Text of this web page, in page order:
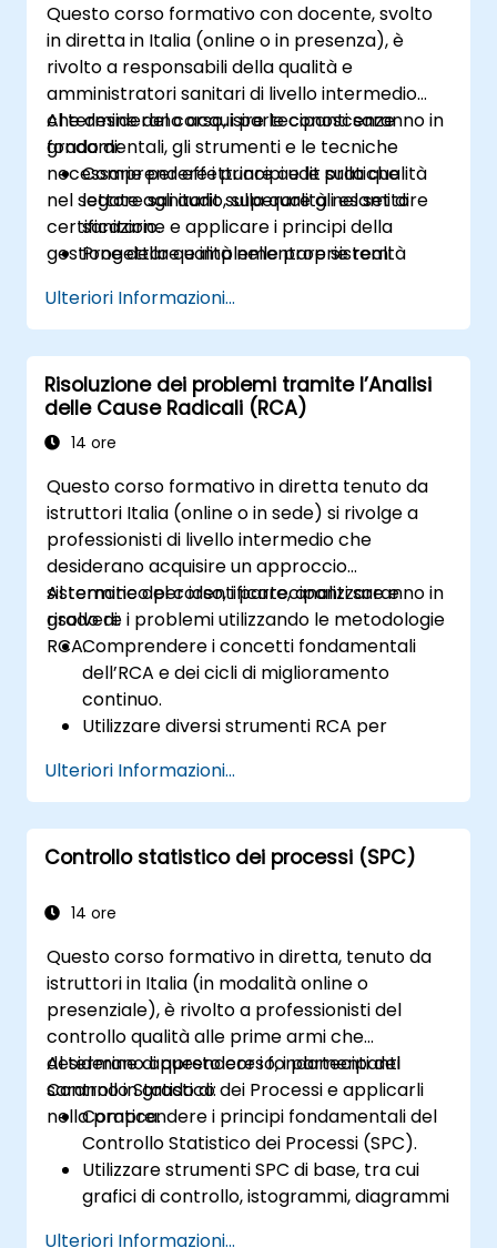
Questo corso formativo con docente, svolto
in diretta in Italia (online o in presenza), è
rivolto a responsabili della qualità e
amministratori sanitari di livello intermedio
che desiderano acquisire le conoscenze
fondamentali, gli strumenti e le tecniche
necessarie per effettuare audit sulla qualità
nel settore sanitario, superare gli esami di
certificazione e applicare i principi della
gestione della qualità nelle proprie realtà
Al termine del corso, i partecipanti saranno in
grado di:
Comprendere i principi e le pratiche
legate agli audit sulla qualità nel settore
sanitario.
Progettare e implementare sistemi
Svolgere audit completi e analizzare i dati
raccolti.
Prepararsi e superare con successo gli
esami di certificazione CMQ/OE e ASQ.
Applicare principi etici e requisiti
normativi nell’ambito degli audit sulla
Ulteriori Informazioni...
Risoluzione dei problemi tramite l’Analisi
delle Cause Radicali (RCA)
14 ore
Questo corso formativo in diretta tenuto da
istruttori Italia (online o in sede) si rivolge a
professionisti di livello intermedio che
desiderano acquisire un approccio
sistematico per identificare, analizzare e
risolvere i problemi utilizzando le metodologie
RCA.
Al termine del corso, i partecipanti saranno in
grado di:
Comprendere i concetti fondamentali
dell’RCA e dei cicli di miglioramento
continuo.
Utilizzare diversi strumenti RCA per
Elaborare e attuare strategie efficaci di
risoluzione dei problemi.
Integrare l’RCA nei processi di
miglioramento organizzativo e nella
Ulteriori Informazioni...
Controllo statistico dei processi (SPC)
14 ore
Questo corso formativo in diretta, tenuto da
istruttori in Italia (in modalità online o
presenziale), è rivolto a professionisti del
controllo qualità alle prime armi che
desiderano apprendere i fondamenti del
Controllo Statistico dei Processi e applicarli
nella pratica.
Al termine di questo corso, i partecipanti
saranno in grado di:
Comprendere i principi fondamentali del
Controllo Statistico dei Processi (SPC).
Utilizzare strumenti SPC di base, tra cui
grafici di controllo, istogrammi, diagrammi
Ulteriori Informazioni...